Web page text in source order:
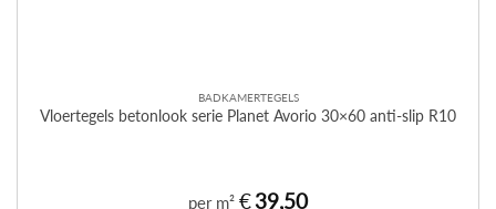
BADKAMERTEGELS
Vloertegels betonlook serie Planet Avorio 30×60 anti-slip R10
per m² €39,50